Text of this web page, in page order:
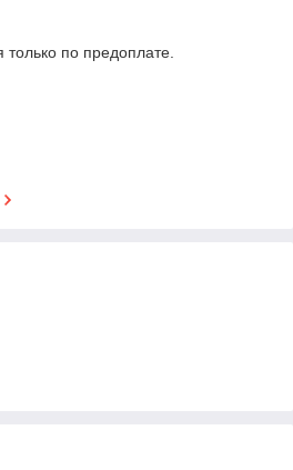
только по предоплате.